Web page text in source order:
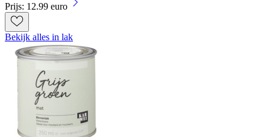
Prijs: 12.99 euro
Bekijk alles in lak